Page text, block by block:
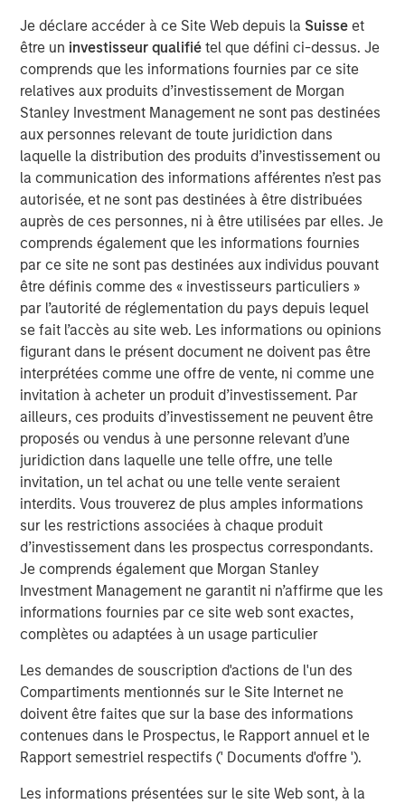
Je déclare accéder à ce Site Web depuis la Suisse et
être un investisseur qualifiétel que défini ci-dessus. Je
comprends que les informations fournies par ce site
relatives aux produits d’investissement de Morgan
Stanley Investment Management ne sont pas destinées
aux personnes relevant de toute juridiction dans
laquelle la distribution des produits d’investissement ou
la communication des informations afférentes n’est pas
autorisée, et ne sont pas destinées à être distribuées
auprès de ces personnes, ni à être utilisées par elles. Je
comprends également que les informations fournies
par ce site ne sont pas destinées aux individus pouvant
être définis comme des « investisseurs particuliers »
par l’autorité de réglementation du pays depuis lequel
se fait l’accès au site web. Les informations ou opinions
figurant dans le présent document ne doivent pas être
interprétées comme une offre de vente, ni comme une
invitation à acheter un produit d’investissement. Par
ailleurs, ces produits d’investissement ne peuvent être
proposés ou vendus à une personne relevant d’une
juridiction dans laquelle une telle offre, une telle
invitation, un tel achat ou une telle vente seraient
interdits. Vous trouverez de plus amples informations
sur les restrictions associées à chaque produit
d’investissement dans les prospectus correspondants.
Je comprends également que Morgan Stanley
Investment Management ne garantit ni n’affirme que les
informations fournies par ce site web sont exactes,
complètes ou adaptées à un usage particulier
Les demandes de souscription d'actions de l'un des
Compartiments mentionnés sur le Site Internet ne
doivent être faites que sur la base des informations
contenues dans le Prospectus, le Rapport annuel et le
Rapport semestriel respectifs (' Documents d'offre ').
Les informations présentées sur le site Web sont, à la
Download – The Water Constraint
Équipe Actions Marchés Émergents
The Emerging Markets Equity team combines deep
expertise and local presence in global markets with an
integrated top-down and bottom-up investment approach
to invest in core and growth-oriented portfolios across
non-U.S. markets.
Idées liées
TALES FROM THE EMERGING WORLD
Video: Mexico's Domestic Opportunity
TALES FROM THE EMERGING WORLD
Mexico's Domestic Opportunity
ARTICLE
Emerging Markets Equity Annual Stewardship
Report 2025
The Authors
Eric Carlson
Managing Director